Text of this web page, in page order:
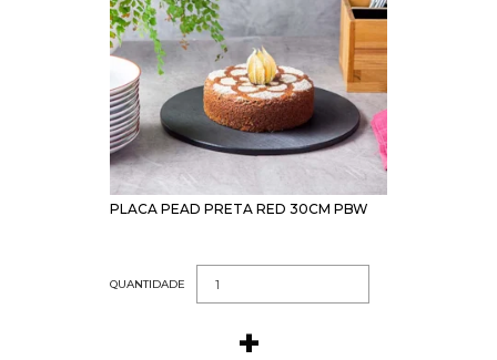
PLACA PEAD PRETA RED 30CM PBW
QUANTIDADE